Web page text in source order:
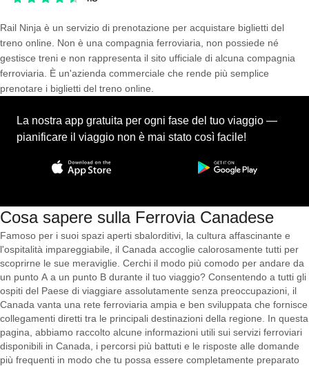
Rail Ninja è un servizio di prenotazione per acquistare biglietti del
treno online. Non è una compagnia ferroviaria, non possiede né
gestisce treni e non rappresenta il sito ufficiale di alcuna compagnia
ferroviaria. È un'azienda commerciale che rende più semplice
prenotare i biglietti del treno online.
La nostra app gratuita per ogni fase del tuo viaggio —
pianificare il viaggio non è mai stato così facile!
Cosa sapere sulla Ferrovia Canadese
Famoso per i suoi spazi aperti sbalorditivi, la cultura affascinante e
l'ospitalità impareggiabile, il Canada accoglie calorosamente tutti per
scoprirne le sue meraviglie. Cerchi il modo più comodo per andare da
un punto A a un punto B durante il tuo viaggio? Consentendo a tutti gli
ospiti del Paese di viaggiare assolutamente senza preoccupazioni, il
Canada vanta una rete ferroviaria ampia e ben sviluppata che fornisce
collegamenti diretti tra le principali destinazioni della regione. In questa
pagina, abbiamo raccolto alcune informazioni utili sui servizi ferroviari
disponibili in Canada, i percorsi più battuti e le risposte alle domande
più frequenti in modo che tu possa essere completamente preparato